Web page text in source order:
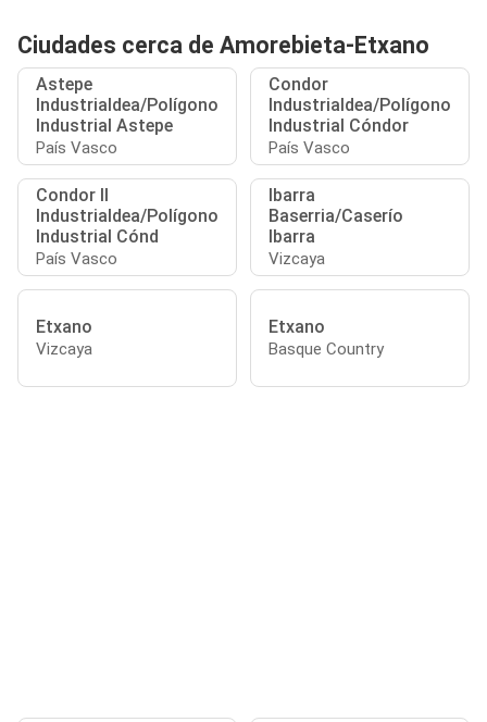
Ciudades cerca de Amorebieta-Etxano
Astepe
Industrialdea/Polígono
Industrial Astepe
País Vasco
Condor
Industrialdea/Polígono
Industrial Cóndor
País Vasco
Condor II
Industrialdea/Polígono
Industrial Cónd
País Vasco
Ibarra
Baserria/Caserío
Ibarra
Vizcaya
Etxano
Vizcaya
Etxano
Basque Country